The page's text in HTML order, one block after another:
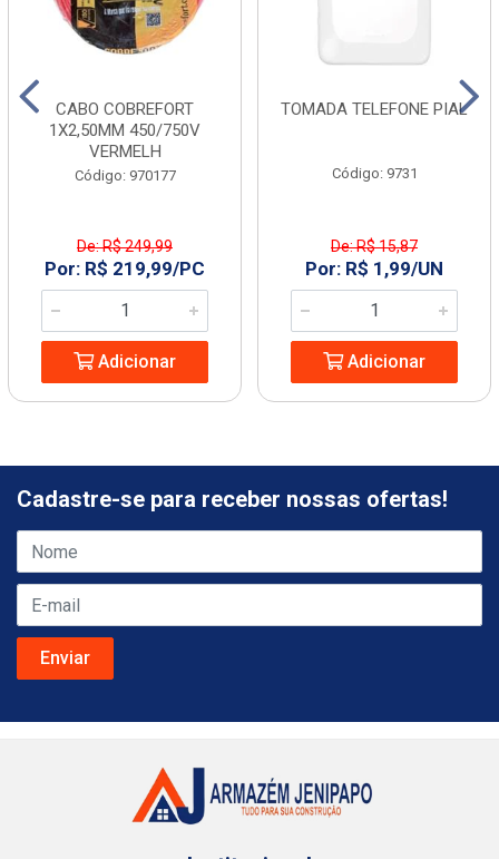
CABO COBREFORT
1X2,50MM 450/750V
VERMELH
Código: 970177
De: R$ 249,99
Por: R$ 219,99/PC
Adicionar
TOMADA TELEFONE PIAL
Código: 9731
De: R$ 15,87
Por: R$ 1,99/UN
Adicionar
Cadastre-se para receber nossas ofertas!